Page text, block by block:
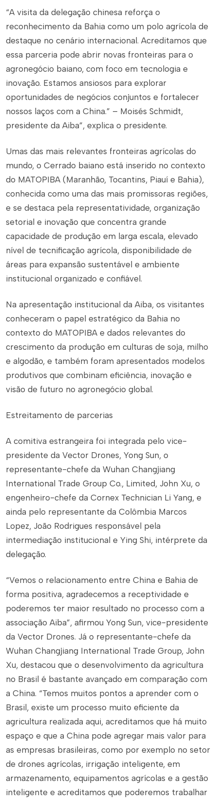
“A visita da delegação chinesa reforça o
reconhecimento da Bahia como um polo agrícola de
destaque no cenário internacional. Acreditamos que
essa parceria pode abrir novas fronteiras para o
agronegócio baiano, com foco em tecnologia e
inovação. Estamos ansiosos para explorar
oportunidades de negócios conjuntos e fortalecer
nossos laços com a China.” – Moisés Schmidt,
presidente da Aiba”, explica o presidente.
Umas das mais relevantes fronteiras agrícolas do
mundo, o Cerrado baiano está inserido no contexto
do MATOPIBA (Maranhão, Tocantins, Piauí e Bahia),
conhecida como uma das mais promissoras regiões,
e se destaca pela representatividade, organização
setorial e inovação que concentra grande
capacidade de produção em larga escala, elevado
nível de tecnificação agrícola, disponibilidade de
áreas para expansão sustentável e ambiente
institucional organizado e confiável.
Na apresentação institucional da Aiba, os visitantes
conheceram o papel estratégico da Bahia no
contexto do MATOPIBA e dados relevantes do
crescimento da produção em culturas de soja, milho
e algodão, e também foram apresentados modelos
produtivos que combinam eficiência, inovação e
visão de futuro no agronegócio global.
Estreitamento de parcerias
A comitiva estrangeira foi integrada pelo vice-
presidente da Vector Drones, Yong Sun, o
representante-chefe da Wuhan Changjiang
International Trade Group Co., Limited, John Xu, o
engenheiro-chefe da Cornex Technician Li Yang, e
ainda pelo representante da Colômbia Marcos
Lopez, João Rodrigues responsável pela
intermediação institucional e Ying Shi, intérprete da
delegação.
“Vemos o relacionamento entre China e Bahia de
forma positiva, agradecemos a receptividade e
poderemos ter maior resultado no processo com a
associação Aiba”, afirmou Yong Sun, vice-presidente
da Vector Drones. Já o representante-chefe da
Wuhan Changjiang International Trade Group, John
Xu, destacou que o desenvolvimento da agricultura
no Brasil é bastante avançado em comparação com
a China. “Temos muitos pontos a aprender com o
Brasil, existe um processo muito eficiente da
agricultura realizada aqui, acreditamos que há muito
espaço e que a China pode agregar mais valor para
as empresas brasileiras, como por exemplo no setor
de drones agrícolas, irrigação inteligente, em
armazenamento, equipamentos agrícolas e a gestão
inteligente e acreditamos que poderemos trabalhar